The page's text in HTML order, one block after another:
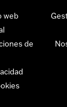
web
de